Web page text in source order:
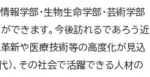
報学部・生物生命学部・芸術学部
できます。今後訪れるであろう近
新や医療技術等の高度化が見込
、その社会で活躍できる人材の